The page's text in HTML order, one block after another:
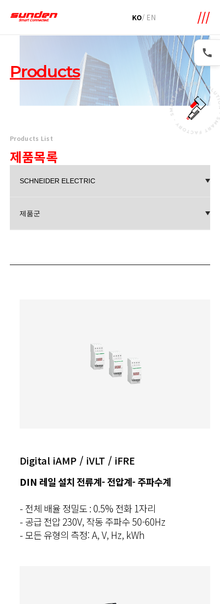
KO/ EN
Products
Products List
제품목록
Digital iAMP / iVLT / iFRE
DIN 레일 설치 전류계- 전압계- 주파수계
- 전체 배율 정밀도 : 0.5% 전화 1자리
- 공급 전압 230V, 작동 주파수 50-60Hz
- 모든 유형의 측정: A, V, Hz, kWh